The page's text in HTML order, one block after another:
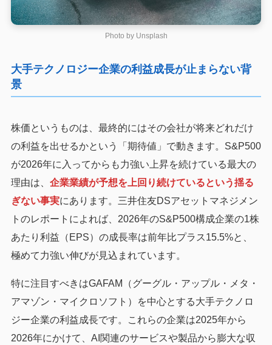
Photo by Unsplash
大手テクノロジー企業の利益成長が止まらない背
景
株価というものは、最終的にはその会社が将来どれだけ
の利益を出せるかという「期待値」で動きます。S&P500
が2026年に入ってからも力強い上昇を続けている最大の
理由は、 企業業績が予想を上回り続けているという揺る
ぎない事実にあります。三井住友DSアセットマネジメン
トのレポートによれば、2026年のS&P500構成企業の1株
あたり利益（EPS）の成長率は前年比プラス15.5%と、
極めて力強い伸びが見込まれています。
特に注目すべきはGAFAM（グーグル・アップル・メタ・
アマゾン・マイクロソフト）を中心とする大手テクノロ
ジー企業の利益成長です。これらの企業は2025年から
2026年にかけて、AI関連のサービスや製品から膨大な収